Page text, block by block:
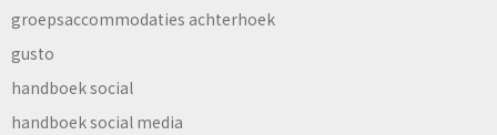
groepsaccommodaties achterhoek
gusto
handboek social
handboek social media